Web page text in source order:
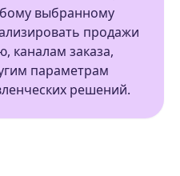
выбранному
продажи
каналам заказа,
параметрам
решений.